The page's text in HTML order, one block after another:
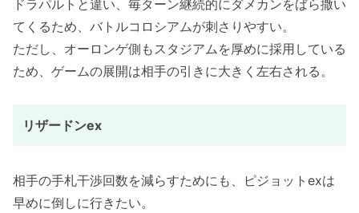
ドラパルトと違い、毎ターン継続的にダメカンをばら撒い
てくるため、バトルコロシアムが刺さりやすい。
ただし、オーロンゲ側もスタジアムを厚めに採用している
ため、ゲームの展開は相手の引きに大きく左右される。
リザードンex
相手の手札干渉回数を減らすためにも、ピジョットexは
早めに倒しに行きたい。